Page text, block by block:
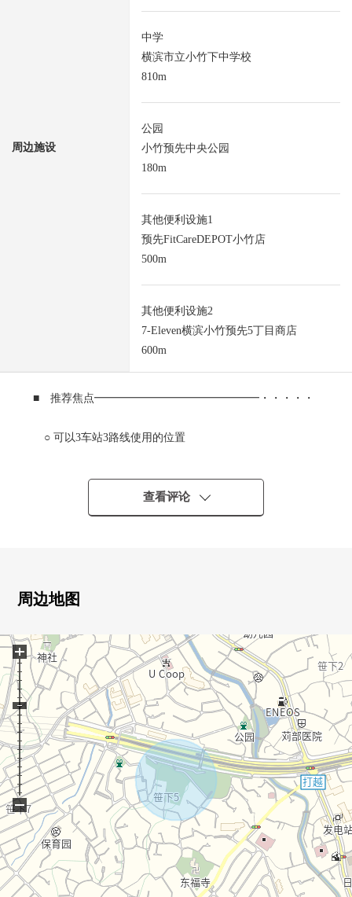
周边施设
中学
横滨市立小竹下中学校
810m
公园
小竹预先中央公园
180m
其他便利设施1
预先FitCareDEPOT小竹店
500m
其他便利设施2
7-Eleven横滨小竹预先5丁目商店
600m
■ 推荐焦点━━━━━━━━━━━━━━━・・・・・
○ 可以3车站3路线使用的位置
～京急本线屏风浦站步行21分钟
～京滨东北/根岸线洋光台站步行24分钟
○ 从属于土地面积114平米超no旧房子的土地
■ 比负责人━━━━━━━━━━━━━━━・・・・・
也把周围房源合起来，不仅周边环境以及设施的向导而
且，能介绍。
另外，买房时的各项费用，住宅贷款(月的偿还例)，
因为也接受资金计划的需讨论当有了兴趣所以的时候在
下方，
请比"咨询"或者"预约参观"更询问。
因为也受理在电话的需讨论所以，
请到免费热线"0120-854-254"随便询问。
考虑隐私的包房的会客空间，
小孩角、尿布替换空白也准备了。
带领小的孩子的来店是欢迎。
查看评论
周边地图
+
−